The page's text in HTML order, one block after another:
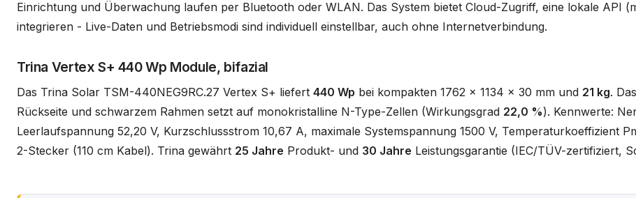
Einrichtung und Überwachung laufen per Bluetooth oder WLAN. Das System bietet Cloud-Zugriff, eine lokale API
integrieren - Live-Daten und Betriebsmodi sind individuell einstellbar, auch ohne Internetverbindung.
Trina Vertex S+ 440 Wp Module, bifazial
Das Trina Solar TSM-440NEG9RC.27 Vertex S+ liefert 440 Wp bei kompakten 1762 x 1134 x 30 mm und 21 kg.
Rückseite und schwarzem Rahmen setzt auf monokristalline N-Type-Zellen (Wirkungsgrad 22,0 %). Kennwerte:
Leerlaufspannung 52,20 V, Kurzschlussstrom 10,67 A, maximale Systemspannung 1500 V, Temperaturkoeffizient
2-Stecker (110 cm Kabel). Trina gewährt 25 Jahre Produkt- und 30 Jahre Leistungsgarantie (IEC/TÜV-zertifiziert,